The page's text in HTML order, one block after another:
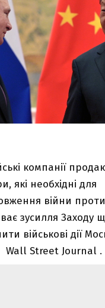
компанії
які необхідні для
війни
зусилля Заходу
військові дії
Wall Street Journal .